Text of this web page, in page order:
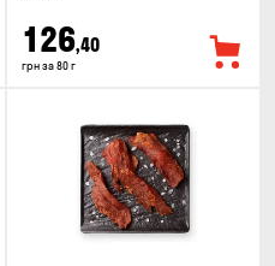
126,40
грн за 80 г